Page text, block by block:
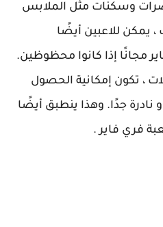
وسكنات مثل الملابس
، يمكن للاعبين أيضًا
مجانًا إذا كانوا محظوظين.
، تكون إمكانية الحصول
نادرة جدًا. وهذا ينطبق أيضًا
فري فاير .